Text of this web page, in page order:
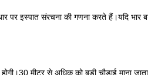
पर इस्पात संरचना की गणना करते हैं।यदि भार
मीटर से अधिक को बड़ी चौड़ाई माना